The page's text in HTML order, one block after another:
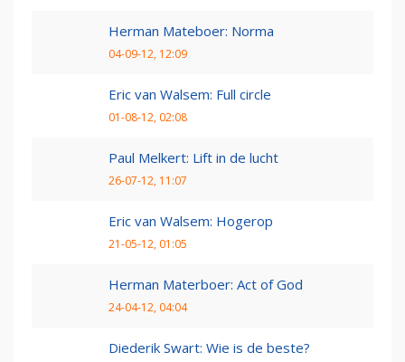
Herman Mateboer: Norma
04-09-12, 12:09
Eric van Walsem: Full circle
01-08-12, 02:08
Paul Melkert: Lift in de lucht
26-07-12, 11:07
Eric van Walsem: Hogerop
21-05-12, 01:05
Herman Materboer: Act of God
24-04-12, 04:04
Diederik Swart: Wie is de beste?